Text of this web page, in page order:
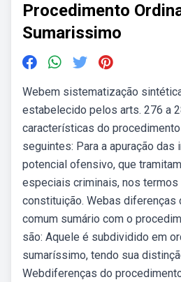
Procedimento
Sumarissimo
Webem sistematização
estabelecido pelos arts. 276 a
características do
seguintes: Para a apuração das
potencial ofensivo, que
especiais criminais, nos termos
constituição. Webas diferenças
comum sumário com o
são: Aquele é subdividido em
sumaríssimo, tendo sua
Webdiferenças do